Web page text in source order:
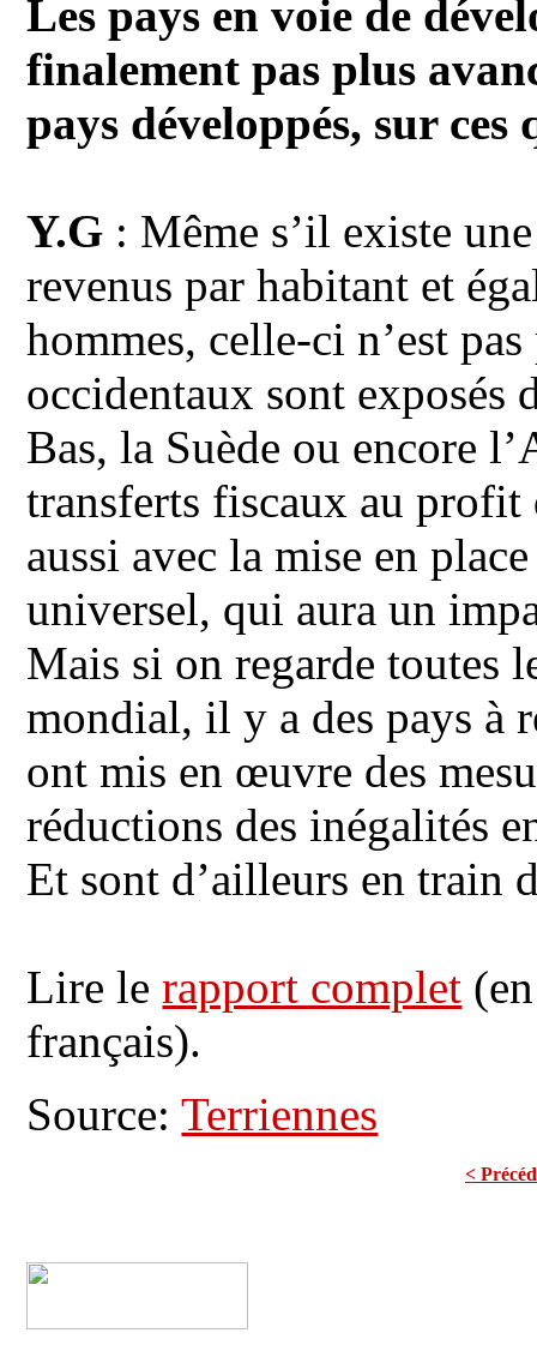
Les pays en voie de
finalement pas plus
pays développés, sur ces
Y.G : Même s’il existe
revenus par habitant et
hommes, celle-ci n’est
occidentaux sont exposés
Bas, la Suède ou encore
transferts fiscaux au profit
aussi avec la mise en
universel, qui aura un
Mais si on regarde toutes
mondial, il y a des pays à
ont mis en œuvre des
réductions des inégalités
Et sont d’ailleurs en train
Lire lerapport complet
français).
Source:Terriennes
<